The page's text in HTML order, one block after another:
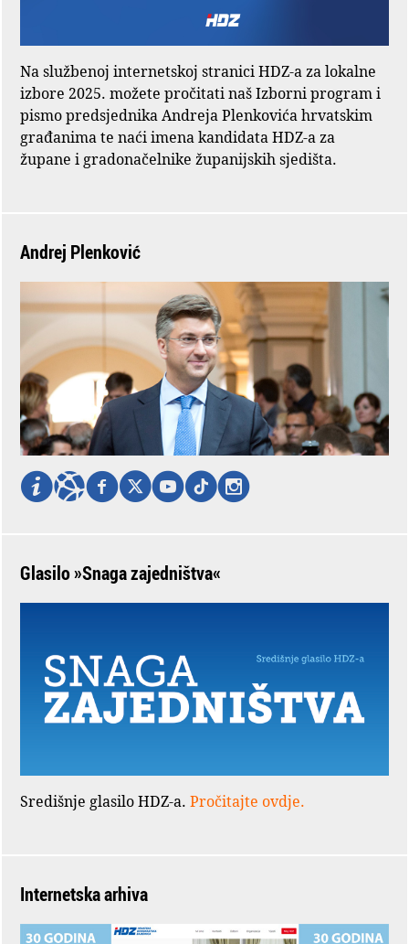
Na službenoj internetskoj stranici HDZ-a za lokalne
izbore 2025. možete pročitati naš Izborni program i
pismo predsjednika Andreja Plenkovića hrvatskim
građanima te naći imena kandidata HDZ-a za
župane i gradonačelnike županijskih sjedišta.
Andrej Plenković
Glasilo »Snaga zajedništva«
Središnje glasilo HDZ-a. Pročitajte ovdje.
Internetska arhiva